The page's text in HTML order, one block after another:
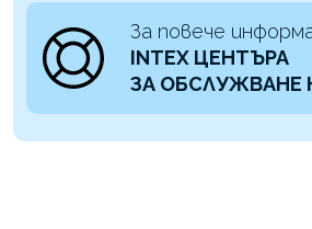
За повече
INTEX ЦЕНТЪРА
ЗА ОБСЛУЖВАНЕ